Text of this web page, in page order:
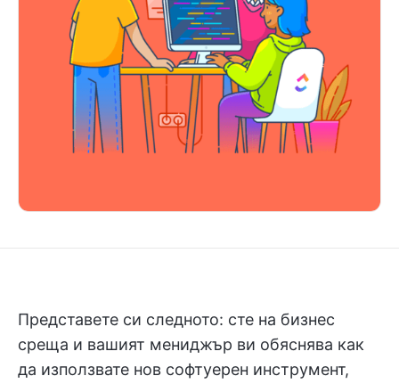
Представете си следното: сте на бизнес
среща и вашият мениджър ви обяснява как
да използвате нов софтуерен инструмент,